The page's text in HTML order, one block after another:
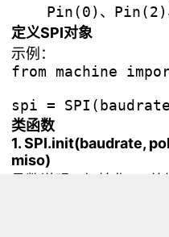
定义SPI对象
示例：
from machine
类函数
1. SPI.init(baudrate,
miso)